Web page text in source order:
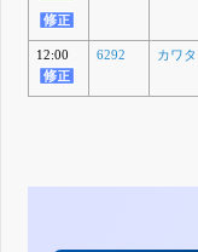
12:00 6292 カワタ